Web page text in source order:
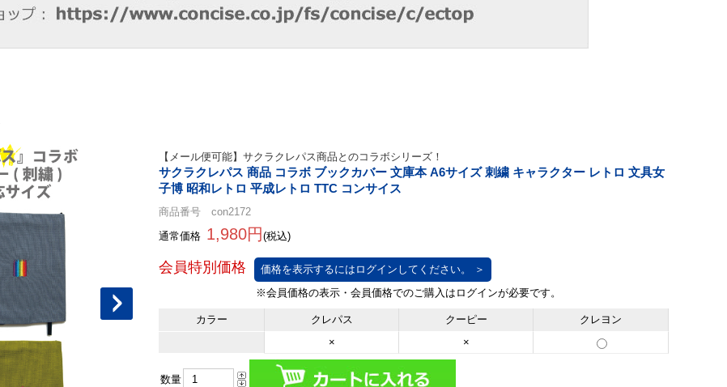
【メール便可能】サクラクレパス商品とのコラボシリーズ！
サクラクレパス 商品 コラボ ブックカバー 文庫本 A6サイズ 刺繍 キャラクター レトロ 文具女
子博 昭和レトロ 平成レトロ TTC コンサイス
商品番号 con2172
通常価格 1,980円 (税込)
価格を表示するにはログインしてください。 ＞
カラー クレパス クーピー
クレヨン
×
×
数量